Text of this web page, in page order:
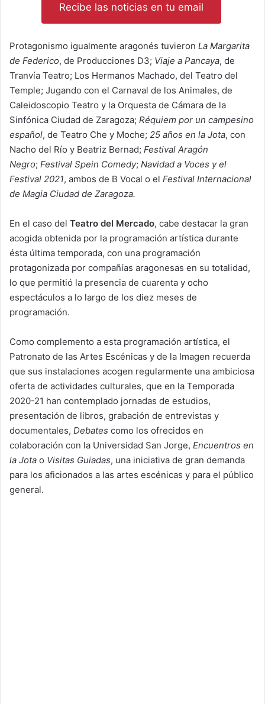
Recibe las noticias en tu email
Protagonismo igualmente aragonés tuvieron La Margarita
de Federico, de Producciones D3; Viaje a Pancaya, de
Tranvía Teatro; Los Hermanos Machado, del Teatro del
Temple; Jugando con el Carnaval de los Animales, de
Caleidoscopio Teatro y la Orquesta de Cámara de la
Sinfónica Ciudad de Zaragoza; Réquiem por un campesino
español, de Teatro Che y Moche; 25 años en la Jota, con
Nacho del Río y Beatriz Bernad; Festival Aragón
Negro; Festival Spein Comedy; Navidad a Voces y el
Festival 2021, ambos de B Vocal o el Festival Internacional
de Magia Ciudad de Zaragoza.
En el caso del Teatro del Mercado, cabe destacar la gran
acogida obtenida por la programación artística durante
ésta última temporada, con una programación
protagonizada por compañías aragonesas en su totalidad,
lo que permitió la presencia de cuarenta y ocho
espectáculos a lo largo de los diez meses de
programación.
Como complemento a esta programación artística, el
Patronato de las Artes Escénicas y de la Imagen recuerda
que sus instalaciones acogen regularmente una ambiciosa
oferta de actividades culturales, que en la Temporada
2020-21 han contemplado jornadas de estudios,
presentación de libros, grabación de entrevistas y
documentales, Debates como los ofrecidos en
colaboración con la Universidad San Jorge, Encuentros en
la Jota o Visitas Guiadas, una iniciativa de gran demanda
para los aficionados a las artes escénicas y para el público
general.